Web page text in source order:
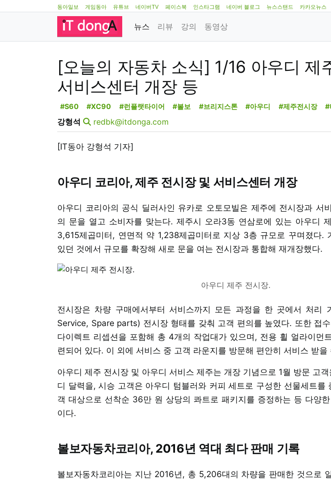
동아일보 게임동아 유튜브 네이버TV 페이스북 인스타그램 네이버 블로그 뉴스스탠드 카카오뉴스
뉴스 리뷰 강의 동영상
[오늘의 자동차 소식] 1/16 아우디 제
서비스센터 개장 등
#S60 #XC90 #런플랫타이어 #볼보 #브리지스톤 #아우디 #제주전시장 #
강형석 redbk@itdonga.com
[IT동아 강형석 기자]
아우디 코리아, 제주 전시장 및 서비스센터 개장
아우디 코리아의 공식 딜러사인 유카로 오토모빌은 제주에 전시장과 서
의 문을 열고 소비자를 맞는다. 제주시 오라3동 연삼로에 있는 아우디
3,615제곱미터, 연면적 약 1,238제곱미터로 지상 3층 규모로 꾸며졌다.
있던 것에서 규모를 확장해 새로 문을 여는 전시장과 통합해 재개장했다.
아우디 제주 전시장.
전시장은 차량 구매에서부터 서비스까지 모든 과정을 한 곳에서 처리
Service, Spare parts) 전시장 형태를 갖춰 고객 편의를 높였다. 또한 접
다이렉트 리셉션을 포함해 총 4개의 작업대가 있으며, 전용 휠 얼라이먼
련되어 있다. 이 외에 서비스 중 고객 라운지를 방문해 편안히 서비스 받을
아우디 제주 전시장 및 아우디 서비스 제주는 개장 기념으로 1월 방문 고
디 달력을, 시승 고객은 아우디 텀블러와 커피 세트로 구성한 선물세트를
객 대상으로 선착순 36만 원 상당의 콰트로 패키지를 증정하는 등 다양
이다.
볼보자동차코리아, 2016년 역대 최다 판매 기록
볼보자동차코리아는 지난 2016년, 총 5,206대의 차량을 판매한 것으로